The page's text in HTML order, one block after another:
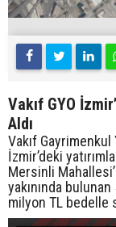
Vakıf GYO
Aldı
Vakıf Gayrimenkul
İzmir’deki
Mersinli
yakınında
milyon TL bedelle